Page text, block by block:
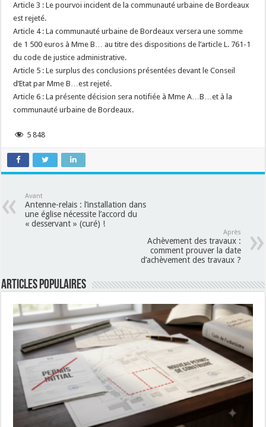
Article 3 : Le pourvoi incident de la communauté urbaine de Bordeaux
est rejeté.
Article 4 : La communauté urbaine de Bordeaux versera une somme
de 1 500 euros à Mme B… au titre des dispositions de l’article L. 761-1
du code de justice administrative.
Article 5 : Le surplus des conclusions présentées devant le Conseil
d’Etat par Mme B…est rejeté.
Article 6 : La présente décision sera notifiée à Mme A…B…et à la
communauté urbaine de Bordeaux.
5 848
Avant
Antenne-relais : l’installation dans
une église nécessite l’accord du
« desservant » (curé) !
Après
Achèvement des travaux :
comment prouver la date
d’achèvement des travaux ?
Articles populaires